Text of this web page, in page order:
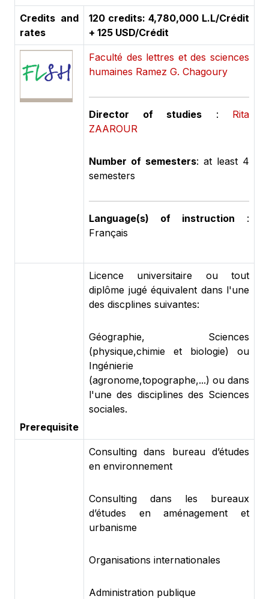
Credits and
rates
120 credits: 4,780,000 L.L/Crédit
+ 125 USD/Crédit
Faculté des lettres et des sciences
humaines Ramez G. Chagoury
Director of studies : Rita
ZAAROUR
Number of semesters: at least 4
semesters
Language(s) of instruction :
Français
Prerequisite
Licence universitaire ou tout
diplôme jugé équivalent dans l'une
des discplines suivantes:
Géographie, Sciences
(physique,chimie et biologie) ou
Ingénierie
(agronome,topographe,...) ou dans
l'une des disciplines des Sciences
sociales.
Consulting dans bureau d’études
en environnement
Consulting dans les bureaux
d’études en aménagement et
urbanisme
Organisations internationales
Administration publique